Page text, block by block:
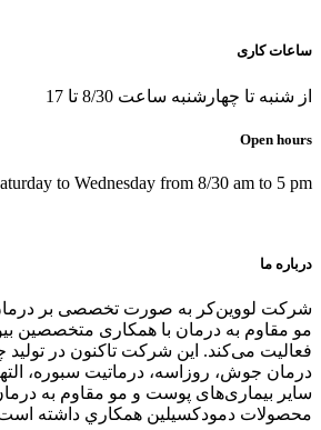
ساعات کاری
از شنبه تا چهارشنبه ساعت 8/30 تا 17
Open hours
to Wednesday from 8/30 am to 5 pm
درباره ما
شرکت لووین‌کر به صورت تخصصی بر
مو مقاوم به درمان با همکاری متخصصین
فعالیت می‌کند. این شرکت تاکنون در
درمان جوش، روزاسه، درماتيت سبوره،
سایر بیماری‌های پوست و مو مقاوم به
محصولات دمودکسیلین همكاري داشته